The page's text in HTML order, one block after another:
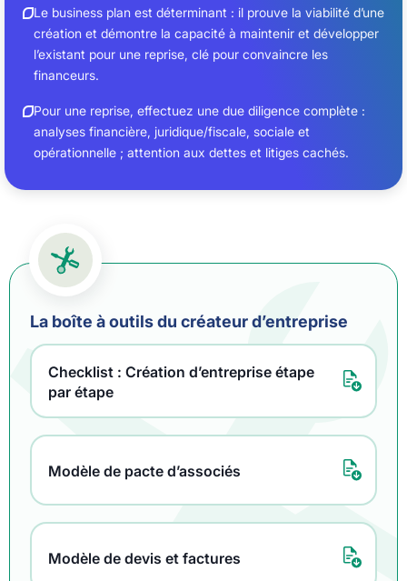
Le business plan est déterminant : il prouve la viabilité d’une
création et démontre la capacité à maintenir et développer
l’existant pour une reprise, clé pour convaincre les
financeurs.
Pour une reprise, effectuez une due diligence complète :
analyses financière, juridique/fiscale, sociale et
opérationnelle ; attention aux dettes et litiges cachés.
La boîte à outils du créateur d’entreprise
Checklist : Création d’entreprise étape
par étape
Modèle de pacte d’associés
Modèle de devis et factures